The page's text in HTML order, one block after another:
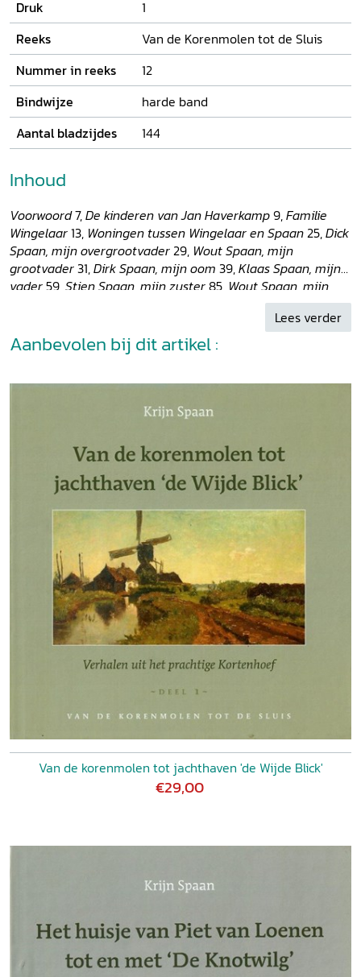
Druk
1
Reeks
Van de Korenmolen tot de Sluis
Nummer in reeks
12
Bindwijze
harde band
Aantal bladzijdes
144
Inhoud
Voorwoord7,De kinderen van Jan Haverkamp9,Familie
Wingelaar13, Woningen tussen Wingelaar en Spaan25,Dick
Spaan, mijn overgrootvader29, Wout Spaan, mijn
grootvader31,Dirk Spaan, mijn oom 39,Klaas Spaan, mijn
vader59, Stien Spaan, mijn zuster85, Wout Spaan, mijn
Lees verder
Aanbevolen bij dit artikel :
Van de korenmolen tot jachthaven 'de Wijde Blick'
€29,00